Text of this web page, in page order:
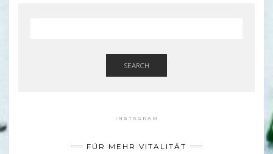
SEARCH
INSTAGRAM
FÜR MEHR VITALITÄT